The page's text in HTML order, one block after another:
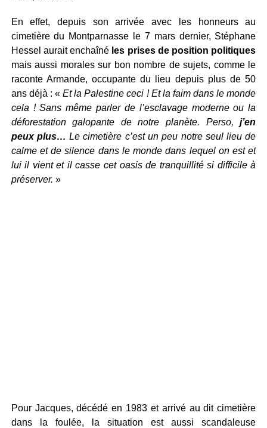
En effet, depuis son arrivée avec les honneurs au
cimetière du Montparnasse le 7 mars dernier, Stéphane
Hessel aurait enchaîné les prises de position politiques
mais aussi morales sur bon nombre de sujets, comme le
raconte Armande, occupante du lieu depuis plus de 50
ans déjà : «Et la Palestine ceci ! Et la faim dans le monde
cela ! Sans même parler de l’esclavage moderne ou la
déforestation galopante de notre planète. Perso,j’en
peux plus… Le cimetière c’est un peu notre seul lieu de
calme et de silence dans le monde dans lequel on est et
lui il vient et il casse cet oasis de tranquillité si difficile à
préserver. »
Pour Jacques, décédé en 1983 et arrivé au dit cimetière
dans la foulée, la situation est aussi scandaleuse